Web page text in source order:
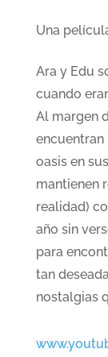
Una
Ara y Edu
cuando
Al margen
encuentran
oasis en
mantienen
realidad)
año sin
para
tan
nostalgias